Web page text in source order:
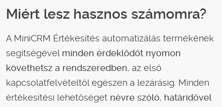
Miért lesz hasznos számomra?
A MiniCRM Értékesítés automatizálás termékének
segítségével minden érdeklődőt nyomon
követhetsz a rendszeredben, az első
kapcsolatfelvételtől egészen a lezárásig. Minden
értékesítési lehetőséget névre szóló, határidővel